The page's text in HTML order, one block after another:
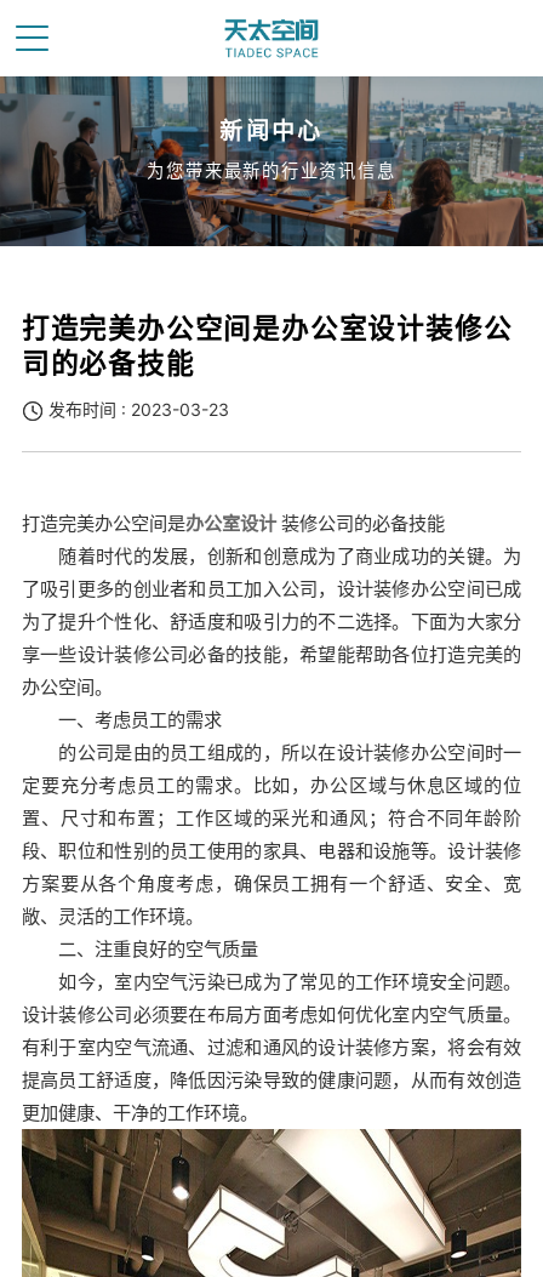
新闻中心
为您带来最新的行业资讯信息
打造完美办公空间是办公室设计装修公
司的必备技能
发布时间 : 2023-03-23
打造完美办公空间是办公室设计 装修公司的必备技能
随着时代的发展，创新和创意成为了商业成功的关键。为
了吸引更多的创业者和员工加入公司，设计装修办公空间已成
为了提升个性化、舒适度和吸引力的不二选择。下面为大家分
享一些设计装修公司必备的技能，希望能帮助各位打造完美的
办公空间。
一、考虑员工的需求
的公司是由的员工组成的，所以在设计装修办公空间时一
定要充分考虑员工的需求。比如，办公区域与休息区域的位
置、尺寸和布置；工作区域的采光和通风；符合不同年龄阶
段、职位和性别的员工使用的家具、电器和设施等。设计装修
方案要从各个角度考虑，确保员工拥有一个舒适、安全、宽
敞、灵活的工作环境。
二、注重良好的空气质量
如今，室内空气污染已成为了常见的工作环境安全问题。
设计装修公司必须要在布局方面考虑如何优化室内空气质量。
有利于室内空气流通、过滤和通风的设计装修方案，将会有效
提高员工舒适度，降低因污染导致的健康问题，从而有效创造
更加健康、干净的工作环境。